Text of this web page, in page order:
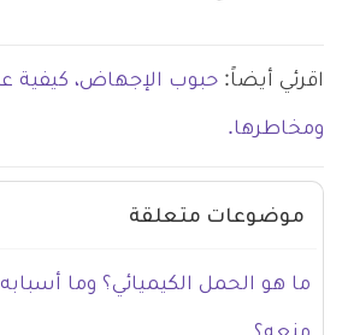
اقرئي أيضاً: حبوب الإجهاض، كيفية
ومخاطرها.
موضوعات متعلقة
ما هو الحمل الكيميائي؟ وما